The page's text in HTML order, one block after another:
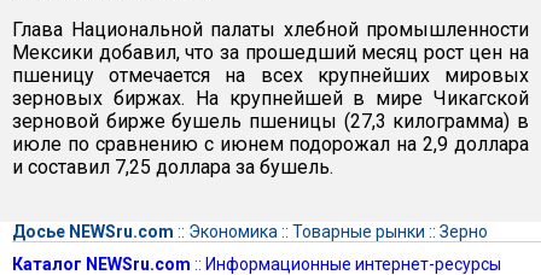
Глава Национальной палаты хлебной промышленности
Мексики добавил, что за прошедший месяц рост цен на
пшеницу отмечается на всех крупнейших мировых
зерновых биржах. На крупнейшей в мире Чикагской
зерновой бирже бушель пшеницы (27,3 килограмма) в
июле по сравнению с июнем подорожал на 2,9 доллара
и составил 7,25 доллара за бушель.
Досье NEWSru.com :: Экономика :: Товарные рынки :: Зерно
Каталог NEWSru.com :: Информационные интернет-ресурсы